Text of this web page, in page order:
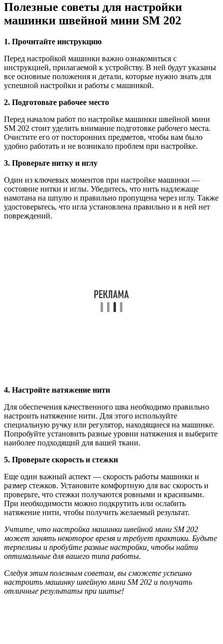
Полезные советы для настройки
машинки швейной мини SM 202
1. Прочитайте инструкцию
Перед настройкой машинки важно ознакомиться с
инструкцией, прилагаемой к устройству. В ней будут указаны
все основные положения и детали, которые нужно знать для
успешной настройки и работы с машинкой.
2. Подготовьте рабочее место
Перед началом работ по настройке машинки швейной мини
SM 202 стоит уделить внимание подготовке рабочего места.
Очистите его от посторонних предметов, чтобы вам было
удобно работать и не возникало проблем при настройке.
3. Проверьте нитку и иглу
Один из ключевых моментов при настройке машинки —
состояние нитки и иглы. Убедитесь, что нить надлежаще
намотана на шпулю и правильно пропущена через иглу. Также
удостоверьтесь, что игла установлена правильно и в ней нет
повреждений.
4. Настройте натяжение нити
Для обеспечения качественного шва необходимо правильно
настроить натяжение нити. Для этого используйте
специальную ручку или регулятор, находящиеся на машинке.
Попробуйте установить разные уровни натяжения и выберите
наиболее подходящий для вашей ткани.
5. Проверьте скорость и стежки
Еще один важный аспект — скорость работы машинки и
размер стежков. Установите комфортную для вас скорость и
проверьте, что стежки получаются ровными и красивыми.
При необходимости можно подкрутить или ослабить
натяжение нити, чтобы получить желаемый результат.
Учтите, что настройка машинки швейной мини SM 202
может занять некоторое время и требует практики. Будьте
терпеливы и пробуйте разные настройки, чтобы найти
оптимальные для вашего типа работы.
Следуя этим полезным советам, вы сможете успешно
настроить машинку швейную мини SM 202 и получать
отличные результаты при шитье!